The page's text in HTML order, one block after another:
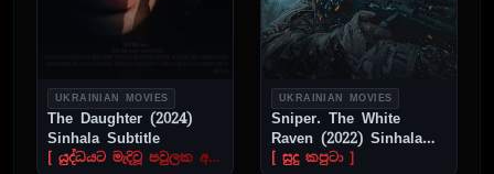
UKRAINIAN MOVIES
The Daughter (2024)
Sinhala Subtitle
[ යුද්ධයට මැදිවූ පවුලක අවාසනාවන්ත කතාව ]
UKRAINIAN MOVIES
Sniper. The White
Raven (2022) Sinhala
Subtitle
[ සුදු කපුටා ]